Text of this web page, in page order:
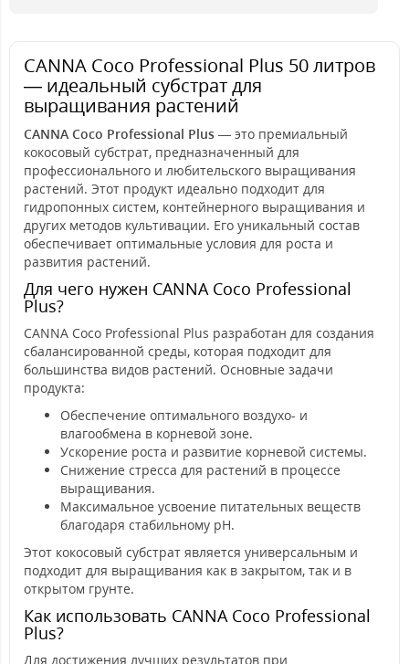
CANNA Coco Professional Plus 50 литров
— идеальный субстрат для
выращивания растений
CANNA Coco Professional Plus — это премиальный
кокосовый субстрат, предназначенный для
профессионального и любительского выращивания
растений. Этот продукт идеально подходит для
гидропонных систем, контейнерного выращивания и
других методов культивации. Его уникальный состав
обеспечивает оптимальные условия для роста и
развития растений.
Для чего нужен CANNA Coco Professional
Plus?
CANNA Coco Professional Plus разработан для создания
сбалансированной среды, которая подходит для
большинства видов растений. Основные задачи
продукта:
Обеспечение оптимального воздухо- и
влагообмена в корневой зоне.
Ускорение роста и развитие корневой системы.
Снижение стресса для растений в процессе
выращивания.
Максимальное усвоение питательных веществ
благодаря стабильному pH.
Этот кокосовый субстрат является универсальным и
подходит для выращивания как в закрытом, так и в
открытом грунте.
Как использовать CANNA Coco Professional
Plus?
Для достижения лучших результатов при